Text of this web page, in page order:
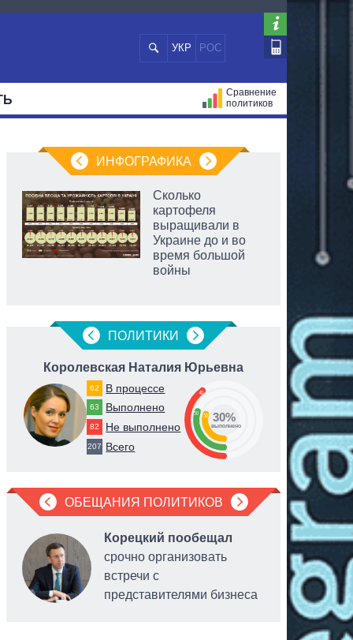
УКР РОС
Сравнение
политиков
ИНФОГРАФИКА
Сколько
картофеля
выращивали в
Украине до и во
время большой
войны
ПОЛИТИКИ
Королевская Наталия Юрьевна
62 В процессе
63 Выполнено
82 Не выполнено
207 Всего
40
30 30 30%
выполнено
ОБЕЩАНИЯ ПОЛИТИКОВ
Корецкий пообещал
срочно организовать
встречи с
представителями бизнеса
головы